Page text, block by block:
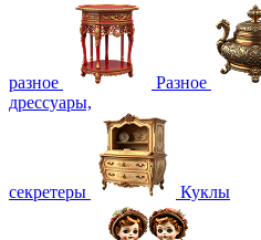
разное Разное
дрессуары,
секретеры Куклы